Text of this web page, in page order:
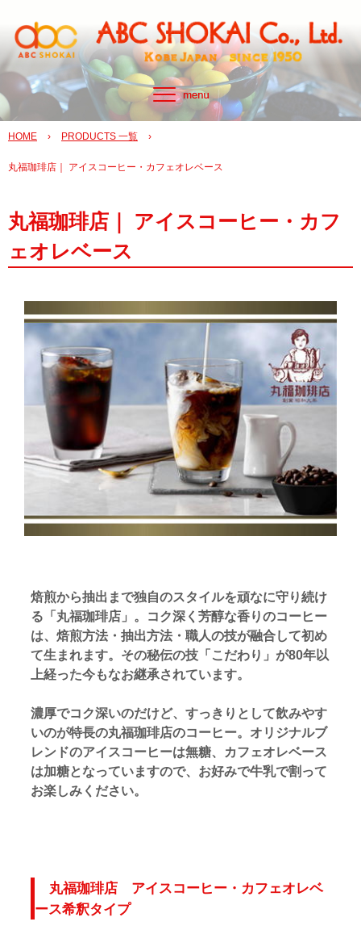
HOME › PRODUCTS 一覧 ›
丸福珈琲店｜ アイスコーヒー・カフェオレベース
丸福珈琲店｜ アイスコーヒー・カフ
ェオレベース
焙煎から抽出まで独自のスタイルを頑なに守り続け
る「丸福珈琲店」。コク深く芳醇な香りのコーヒー
は、焙煎方法・抽出方法・職人の技が融合して初め
て生まれます。その秘伝の技「こだわり」が80年以
上経った今もなお継承されています。
濃厚でコク深いのだけど、すっきりとして飲みやす
いのが特長の丸福珈琲店のコーヒー。オリジナルブ
レンドのアイスコーヒーは無糖、カフェオレベース
は加糖となっていますので、お好みで牛乳で割って
お楽しみください。
丸福珈琲店 アイスコーヒー・カフェオレベ
ース希釈タイプ